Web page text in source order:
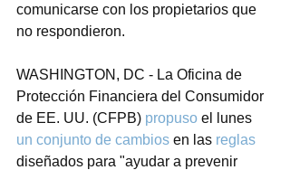
comunicarse con los propietarios que
no respondieron.
WASHINGTON, DC - La Oficina de
Protección Financiera del Consumidor
de EE. UU. (CFPB) propuso el lunes
un conjunto de cambios en las reglas
diseñados para "ayudar a prevenir